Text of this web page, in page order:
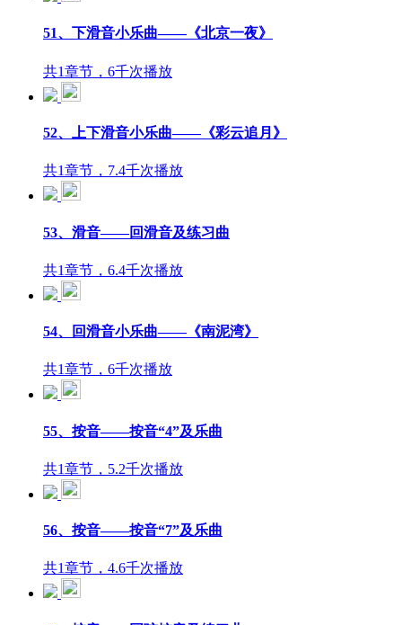
51、下滑音小乐曲——《北京一夜》
共1章节，6千次播放
52、上下滑音小乐曲——《彩云追月》
共1章节，7.4千次播放
53、滑音——回滑音及练习曲
共1章节，6.4千次播放
54、回滑音小乐曲——《南泥湾》
共1章节，6千次播放
55、按音——按音“4”及乐曲
共1章节，5.2千次播放
56、按音——按音“7”及乐曲
共1章节，4.6千次播放